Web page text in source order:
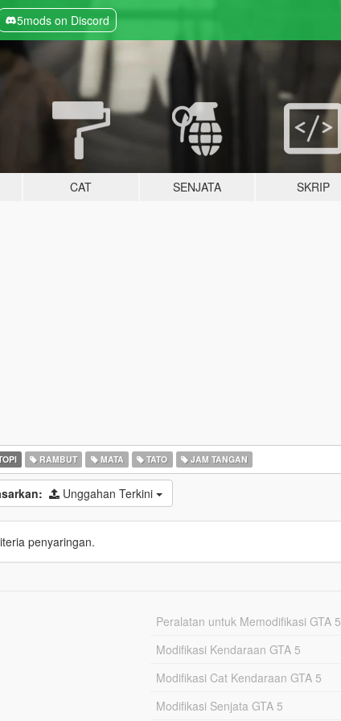
5mods on Discord
CAT SENJATA SKRIP
RAMBUT MATA TATO JAM TANGAN
Unggahan Terkini
penyaringan.
Peralatan untuk Memodifikasi GTA 5
Modifikasi Kendaraan GTA 5
Modifikasi Cat Kendaraan GTA 5
Modifikasi Senjata GTA 5